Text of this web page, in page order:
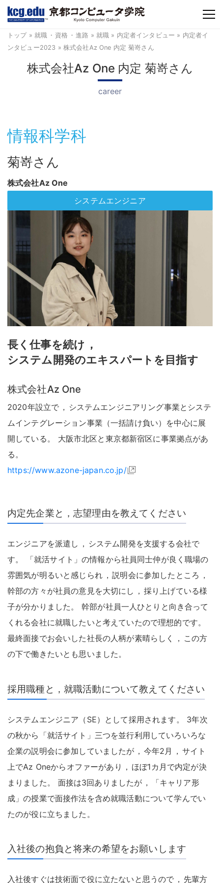
TM
トップ» 就職 ・ 資格 ・ 進路 » 就職 » 内定者インタビュー » 内定者イ
ンタビュー2023 » 株式会社Az One 内定 菊嵜さん
株式会社Az One 内定 菊嵜さん
career
情報科学科
菊嵜さん
株式会社Az One
システムエンジニア
長く仕事を続け ，
システム開発のエキスパートを目指す
株式会社Az One
2020年設立で ， システムエンジニアリング事業とシステ
ムインテグレーション事業（一括請け負い）を中心に展
開している。
大阪市北区と東京都新宿区に事業拠点があ
る。
https://www.azone-japan.co.jp/
内定先企業と，志望理由を教えてください
エンジニアを派遣し ， システム開発を支援する会社で
す。
「就活サイト」の情報から社員同士仲が良く職場の
雰囲気が明るいと感じられ ， 説明会に参加したところ ，
幹部の方々が社員の意見を大切にし ， 採り上げている様
子が分かりました 。
幹部が社員一人ひとりと向き合って
くれる会社に就職したいと考えていたので理想的です。
最終面接でお会いした社長の人柄が素晴らしく
， この方
の下で働きたいとも思いました 。
採用職種と，就職活動について教えてください
システムエンジニア（SE）として採用されます 。
3年次
の秋から「就活サイト」三つを並行利用していろいろな
企業の説明会に参加していましたが ， 今年2月 ， サイト
上でAz Oneからオファーがあり ， ほぼ1カ月で内定が決
まりました 。 面接は3回ありましたが ，
「キャリア形
成」の授業で面接作法を含め就職活動について学んでい
たのが役に立ちました 。
入社後の抱負と将来の希望をお願いします
入社後すぐは技術面で役に立たないと思うので ， 先輩方